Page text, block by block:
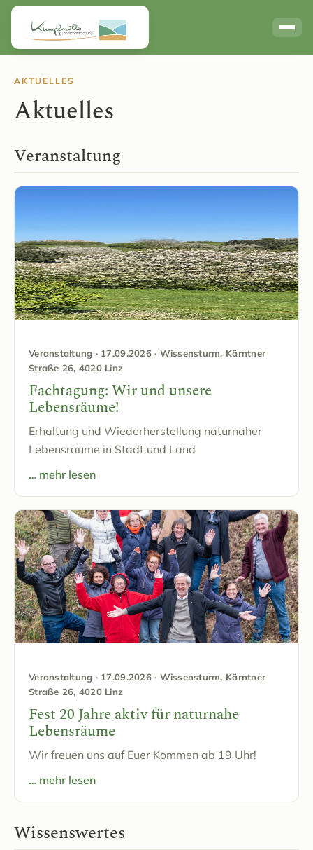
Links / Partner
AKTUELLES
Aktuelles
Veranstaltung
Veranstaltung · 17.09.2026 · Wissensturm, Kärntner
Straße 26, 4020 Linz
Fachtagung: Wir und unsere
Lebensräume!
Erhaltung und Wiederherstellung naturnaher
Lebensräume in Stadt und Land
… mehr lesen
Veranstaltung · 17.09.2026 · Wissensturm, Kärntner
Straße 26, 4020 Linz
Fest 20 Jahre aktiv für naturnahe
Lebensräume
Wir freuen uns auf Euer Kommen ab 19 Uhr!
… mehr lesen
Wissenswertes